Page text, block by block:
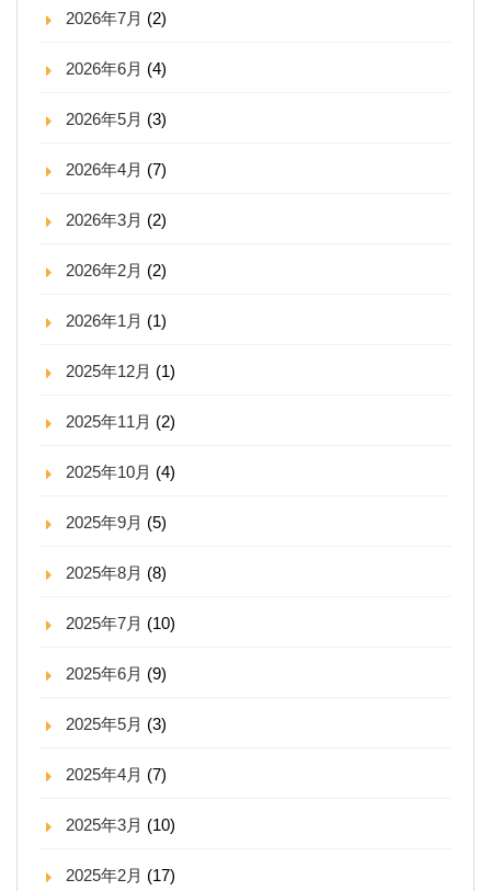
2026年7月 (2)
2026年6月 (4)
2026年5月 (3)
2026年4月 (7)
2026年3月 (2)
2026年2月 (2)
2026年1月 (1)
2025年12月 (1)
2025年11月 (2)
2025年10月 (4)
2025年9月 (5)
2025年8月 (8)
2025年7月 (10)
2025年6月 (9)
2025年5月 (3)
2025年4月 (7)
2025年3月 (10)
2025年2月 (17)